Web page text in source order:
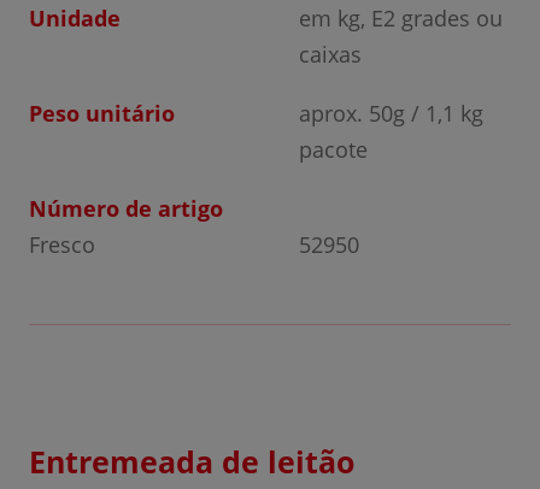
Unidade
em kg, E2 grades ou
caixas
Peso unitário
aprox. 50g / 1,1 kg
pacote
Número de artigo
Fresco
52950
Entremeada de leitão